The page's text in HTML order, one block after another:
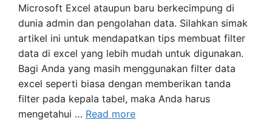
Microsoft Excel ataupun baru berkecimpung di
dunia admin dan pengolahan data. Silahkan simak
artikel ini untuk mendapatkan tips membuat filter
data di excel yang lebih mudah untuk digunakan.
Bagi Anda yang masih menggunakan filter data
excel seperti biasa dengan memberikan tanda
filter pada kepala tabel, maka Anda harus
mengetahui … Read more